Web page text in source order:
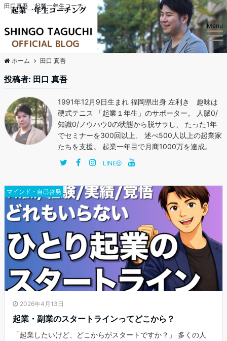
田口真吾 起業一年生コーチ
Menu
ホーム 田口 真吾
投稿者: 田口 真吾
1991年12月9日生まれ 福岡県出身 左利き 趣味は
硬式テニス 「起業１年生」のサポーター。 人脈0/
知識0/ノウハウ0の状態から脱サラし、 たった1年
でセミナーを300回以上、 述べ500人以上の起業家
たちを支援。 起業一年目で月商1000万を達成。
LINE@
マインド・自己啓発
2026年4月13日
起業・副業のスタートラインってどこから？
「起業したいけど、どこからがスタートですか？」 多くの人